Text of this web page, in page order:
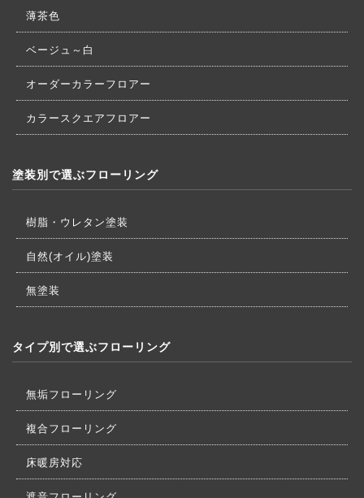
薄茶色
ベージュ～白
オーダーカラーフロアー
カラースクエアフロアー
塗装別で選ぶフローリング
樹脂・ウレタン塗装
自然(オイル)塗装
無塗装
タイプ別で選ぶフローリング
無垢フローリング
複合フローリング
床暖房対応